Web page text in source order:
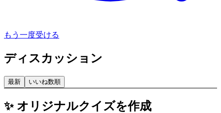
もう一度受ける
ディスカッション
最新 いいね数順
✨ オリジナルクイズを作成